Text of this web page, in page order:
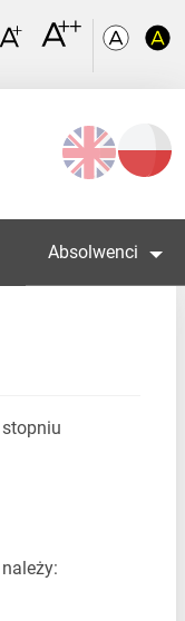
Wybierz
język
Absolwenci